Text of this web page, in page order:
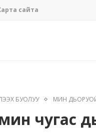
сайта
БУОЛУУ МИН
чугас